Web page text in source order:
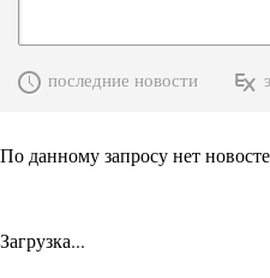
последние новости
По данному запросу нет
Загрузка...